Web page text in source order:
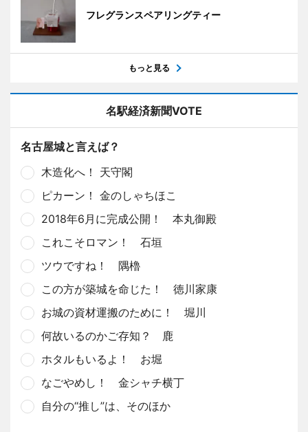
フレグランスペアリングティー
もっと見る
名駅経済新聞VOTE
名古屋城と言えば？
木造化へ！ 天守閣
ピカーン！ 金のしゃちほこ
2018年6月に完成公開！ 本丸御殿
これこそロマン！ 石垣
ツウですね！ 隅櫓
この方が築城を命じた！ 徳川家康
お城の資材運搬のために！ 堀川
何故いるのかご存知？ 鹿
ホタルもいるよ！ お堀
なごやめし！ 金シャチ横丁
自分の“推し”は、そのほか